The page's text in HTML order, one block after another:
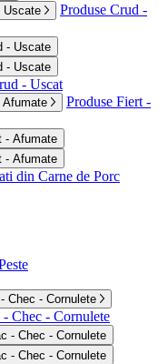
Uscate
Produse Crud -
- Uscate
- Uscate
- Uscat
Afumate
Produse Fiert -
- Afumate
- Afumate
din Carne de Porc
Chec - Cornulete
Chec - Cornulete
- Chec - Cornulete
- Chec - Cornulete